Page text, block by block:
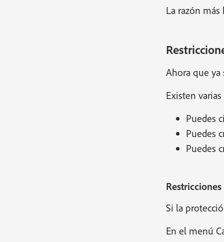
La razón
Ahora que ya
Existen
Puedes
Puedes
Puedes
Si la
En el menú